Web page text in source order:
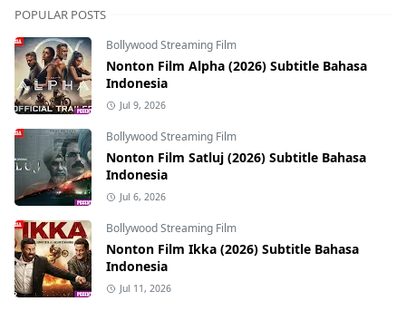
POPULAR POSTS
Bollywood Streaming Film
Nonton Film Alpha (2026) Subtitle Bahasa
Indonesia
Jul 9, 2026
Bollywood Streaming Film
Nonton Film Satluj (2026) Subtitle Bahasa
Indonesia
Jul 6, 2026
Bollywood Streaming Film
Nonton Film Ikka (2026) Subtitle Bahasa
Indonesia
Jul 11, 2026